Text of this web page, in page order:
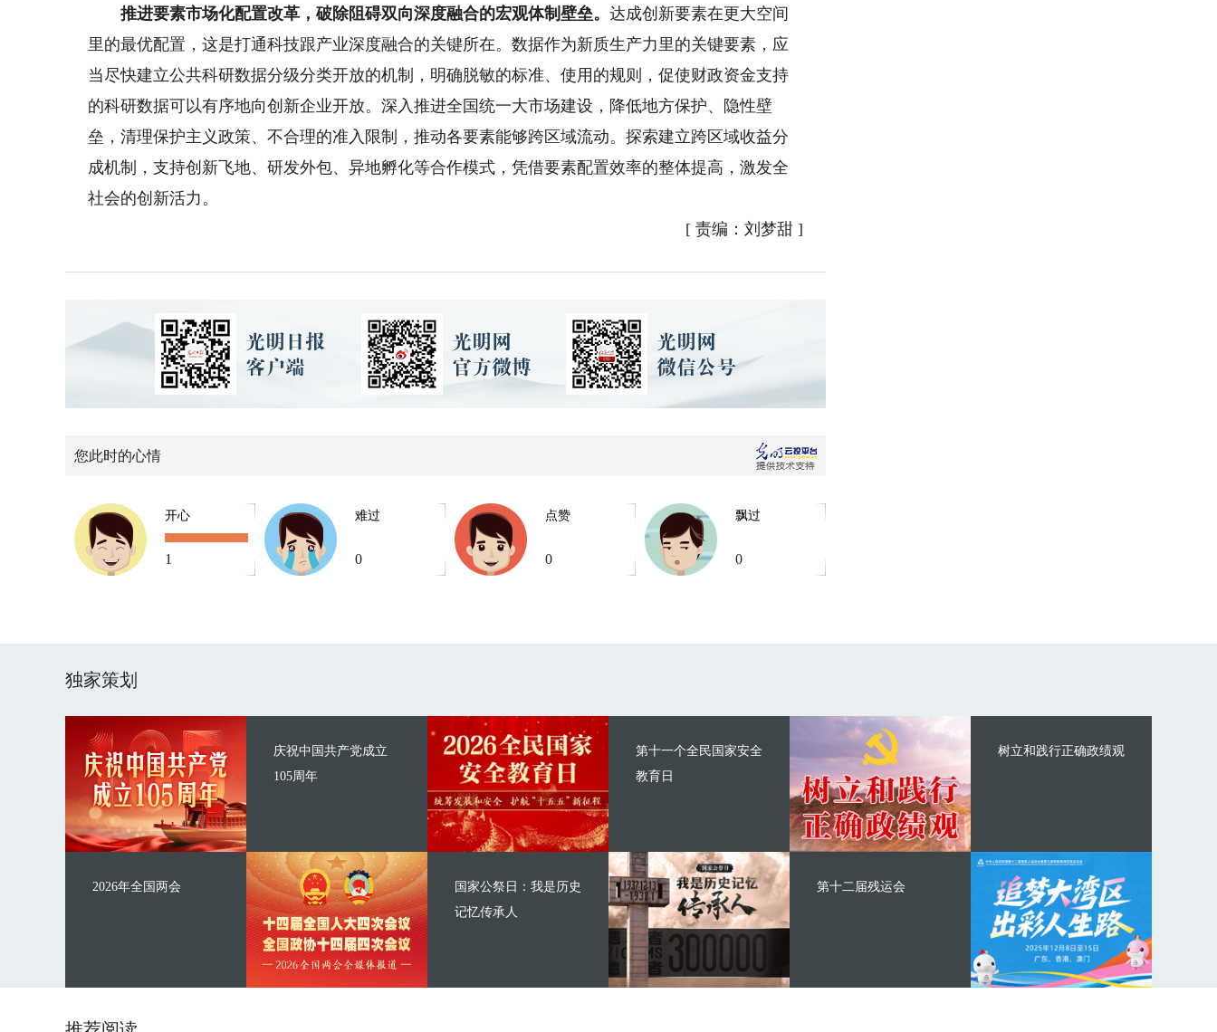
推进要素市场化配置改革，破除阻碍双向深度融合的宏观体制壁垒。达成创新要素在更大空间
里的最优配置，这是打通科技跟产业深度融合的关键所在。数据作为新质生产力里的关键要素，应
当尽快建立公共科研数据分级分类开放的机制，明确脱敏的标准、使用的规则，促使财政资金支持
的科研数据可以有序地向创新企业开放。深入推进全国统一大市场建设，降低地方保护、隐性壁
垒，清理保护主义政策、不合理的准入限制，推动各要素能够跨区域流动。探索建立跨区域收益分
成机制，支持创新飞地、研发外包、异地孵化等合作模式，凭借要素配置效率的整体提高，激发全
社会的创新活力。
[ 责编：刘梦甜 ]
您此时的心情
开心
1
难过
0
点赞
0
飘过
0
独家策划
庆祝中国共产党成立
105周年
2026年全国两会
第十一个全民国家安全
教育日
国家公祭日：我是历史
记忆传承人
树立和践行正确政绩观
第十二届残运会